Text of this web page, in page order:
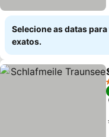
Selecione as datas
exatos.